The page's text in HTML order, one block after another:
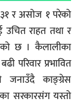
र असोज १ परेको
उचित राहत तथा र
छ । कैलालीका
परिवार प्रभावित
जनाउँदै काङ्ग्रेस
सरकारसंग यस्तो